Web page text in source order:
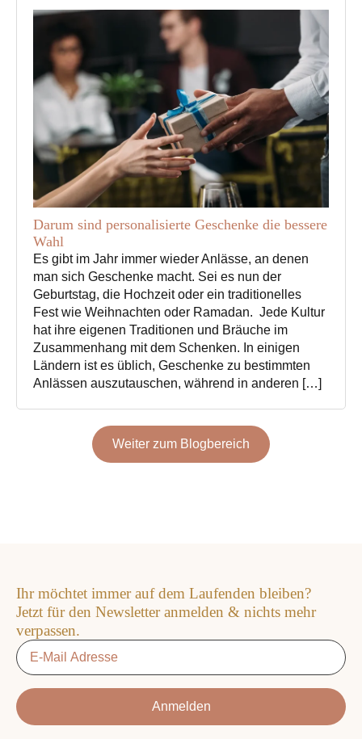
Darum sind personalisierte Geschenke die bessere
Wahl
Es gibt im Jahr immer wieder Anlässe, an denen
man sich Geschenke macht. Sei es nun der
Geburtstag, die Hochzeit oder ein traditionelles
Fest wie Weihnachten oder Ramadan. Jede Kultur
hat ihre eigenen Traditionen und Bräuche im
Zusammenhang mit dem Schenken. In einigen
Ländern ist es üblich, Geschenke zu bestimmten
Anlässen auszutauschen, während in anderen […]
Weiter zum Blogbereich
Ihr möchtet immer auf dem Laufenden bleiben?
Jetzt für den Newsletter anmelden & nichts mehr
verpassen.
Email
Anmelden